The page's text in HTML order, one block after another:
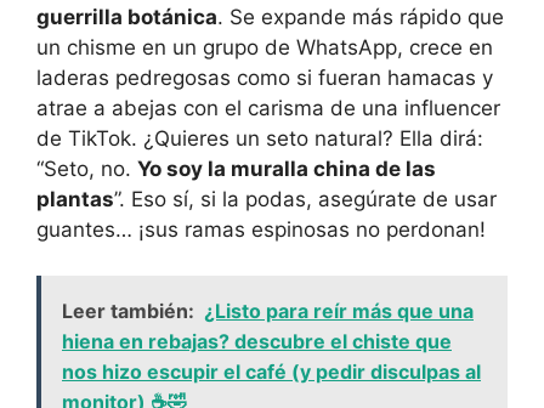
guerrilla botánica. Se expande más rápido que
un chisme en un grupo de WhatsApp, crece en
laderas pedregosas como si fueran hamacas y
atrae a abejas con el carisma de una influencer
de TikTok. ¿Quieres un seto natural? Ella dirá:
“Seto, no. Yo soy la muralla china de las
plantas”. Eso sí, si la podas, asegúrate de usar
guantes… ¡sus ramas espinosas no perdonan!
Leer también: ¿Listo para reír más que una
hiena en rebajas? descubre el chiste que
nos hizo escupir el café (y pedir disculpas al
monitor) ☕🤣